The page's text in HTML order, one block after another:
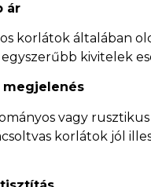
ár
korlátok általában
kivitelek
megjelenés
vagy
korlátok jól